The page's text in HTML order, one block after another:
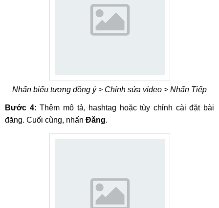
Nhấn biểu tượng đồng ý > Chỉnh sửa video > Nhấn Tiếp
Bước 4: Thêm mô tả, hashtag hoặc tùy chỉnh cài đặt bài
đăng. Cuối cùng, nhấn Đăng.